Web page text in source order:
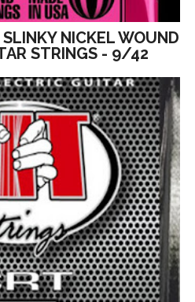
NICKEL WOUND
STRINGS - 9/42